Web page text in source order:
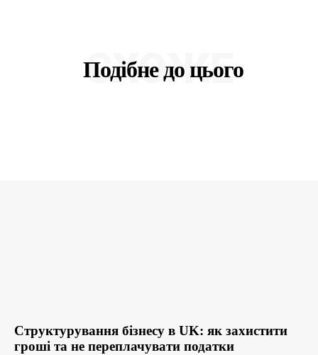
Подібне до цього
СХОЖЕ
Структурування бізнесу в UK: як захистити
гроші та не переплачувати податки